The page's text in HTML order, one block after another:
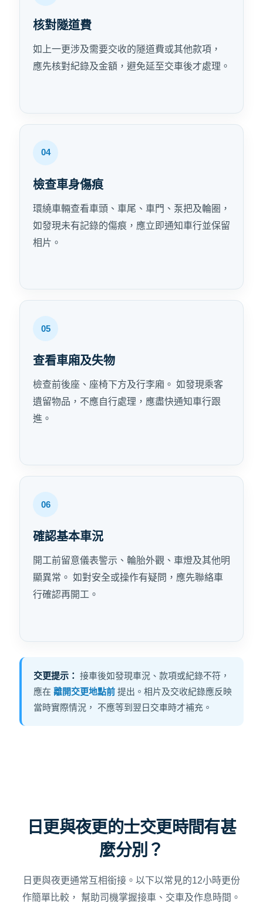
核對隧道費
如上一更涉及需要交收的隧道費或其他款項，
應先核對紀錄及金額，避免延至交車後才處理。
檢查車身傷痕
環繞車輛查看車頭、車尾、車門、泵把及輪圈，
如發現未有記錄的傷痕，應立即通知車行並保留
相片。
查看車廂及失物
檢查前後座、座椅下方及行李廂。 如發現乘客
遺留物品，不應自行處理，應盡快通知車行跟
進。
確認基本車況
開工前留意儀表警示、輪胎外觀、車燈及其他明
顯異常。 如對安全或操作有疑問，應先聯絡車
行確認再開工。
交更提示： 接車後如發現車況、款項或紀錄不符，
應在 離開交更地點前 提出。相片及交收紀錄應反映
當時實際情況， 不應等到翌日交車時才補充。
日更與夜更的士交更時間有甚
麼分別？
日更與夜更通常互相銜接。以下以常見的12小時更份
作簡單比較， 幫助司機掌握接車、交車及作息時間。